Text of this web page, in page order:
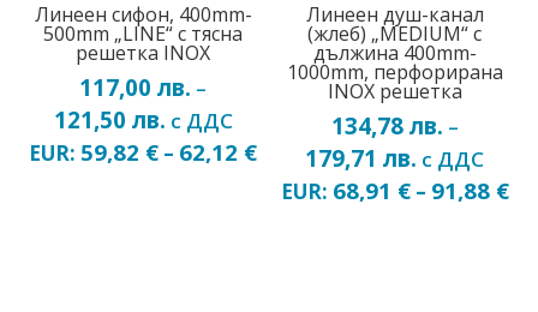
Линеен сифон, 400mm-
500mm „LINE“ с тясна
решетка INOX
117,00лв. –
121,50 лв.Price
range:
с ДДС
EUR: 59,82 € – 62,12 €
Линеен душ-канал
(жлеб) „MEDIUM“ с
дължина 400mm-
1000mm, перфорирана
INOX решетка
134,78 лв. –
179,71лв. Price
range:
с ДДС
EUR: 68,91 €– 91,88 €